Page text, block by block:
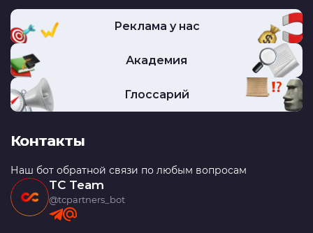
Реклама у нас
Академия
Глоссарий
Контакты
Наш бот обратной связи по любым вопросам
TC Team
@tcpartners_bot